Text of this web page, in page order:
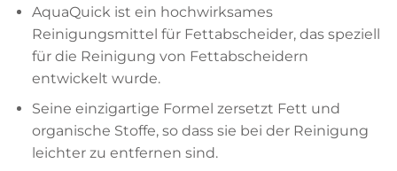
AquaQuick ist ein hochwirksames
Reinigungsmittel für Fettabscheider, das speziell
für die Reinigung von Fettabscheidern
entwickelt wurde.
Seine einzigartige Formel zersetzt Fett und
organische Stoffe, so dass sie bei der Reinigung
leichter zu entfernen sind.